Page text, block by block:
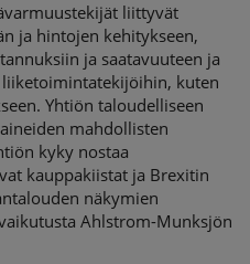
liittyvät
ja hintojen kehitykseen,
ja saatavuuteen ja
kuten
Yhtiön taloudelliseen
mahdollisten
kyky nostaa
kauppakiistat ja Brexitin
näkymien
Ahlstrom-Munksjön